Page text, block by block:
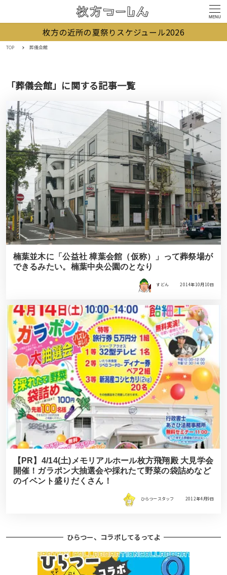
MENU
枚方の近所の夏祭りスケジュール2026
TOP 葬儀会館
「葬儀会館」に関する記事一覧
楠葉並木に「公益社 樟葉会館（仮称）」って葬祭場が
できるみたい。楠葉中央公園のとなり
すどん 2014年10月10日
【PR】4/14(土)メモリアルホール枚方飛翔殿 大見学会
開催！ガラポン大抽選会や採れたて野菜の袋詰めなど
のイベント盛りだくさん！
ひらつースタッフ 2012年4月9日
ひらつー、コラボしてるってよ